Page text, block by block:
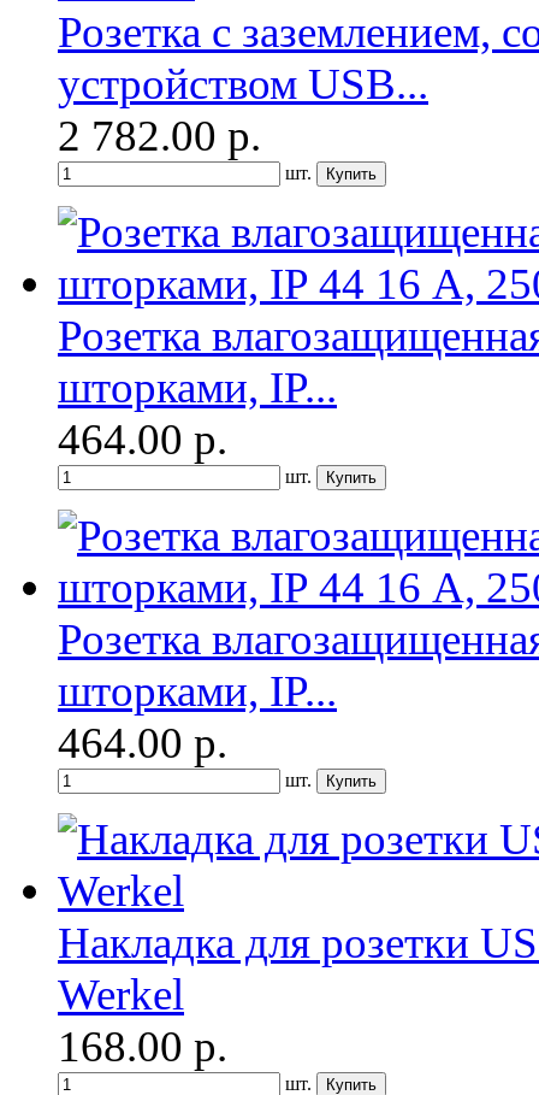
Розетка с заземлением,
устройством USB...
2 782.00 р.
шт.
Розетка
шторками, IP...
464.00 р.
шт.
Розетка
шторками, IP...
464.00 р.
шт.
Накладка для розетки
Werkel
168.00 р.
шт.